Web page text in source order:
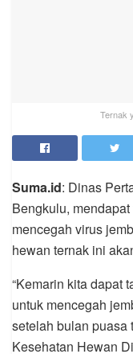
Ternak
Suma.id: Dinas
Bengkulu,
mencegah virus
hewan ternak ini
“Kemarin kita dapat
untuk mencegah
setelah bulan puasa
Kesehatan Hewan